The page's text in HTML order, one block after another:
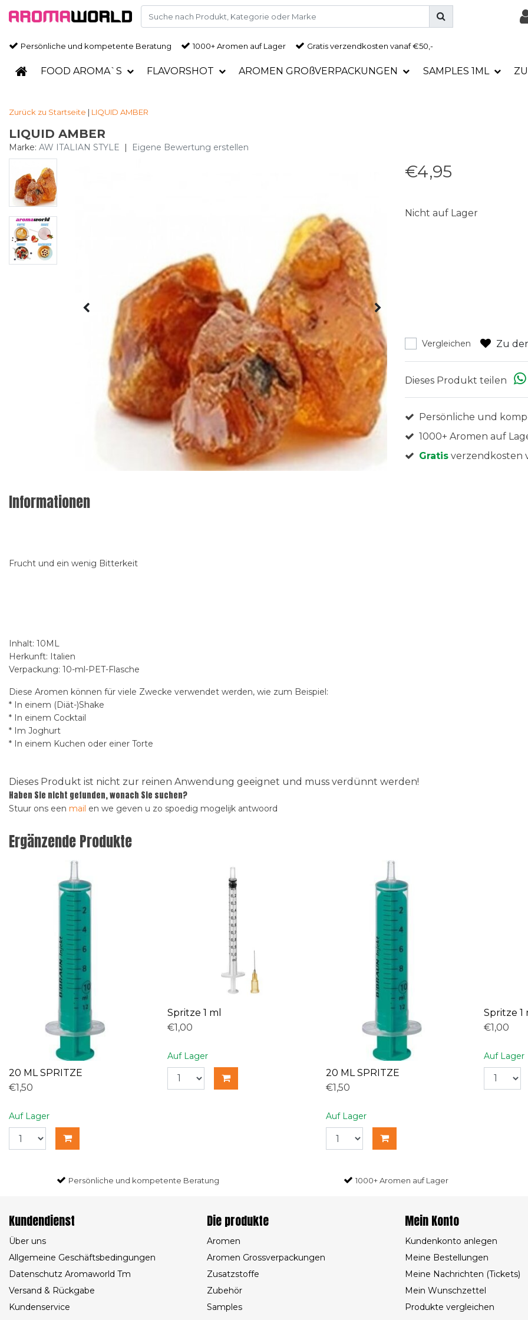
Persönliche und kompetente Beratung 1000+ Aromen auf Lager Gratisverzendkosten vanaf €50,-
FOOD AROMA`S FLAVORSHOT AROMEN GROßVERPACKUNGEN SAMPLES 1ML
Zurück zu Startseite | LIQUID AMBER
LIQUID AMBER
Marke: AW ITALIAN STYLE | Eigene Bewertung erstellen
€4,95
Nicht auf Lager
Vergleichen Zu
Dieses Produkt teilen
Persönliche und
1000+ Aromen auf
Gratis verzendkosten
Informationen
Frucht und ein wenig Bitterkeit
Inhalt: 10ML
Herkunft: Italien
Verpackung: 10-ml-PET-Flasche
Diese Aromen können für viele Zwecke verwendet werden, wie zum Beispiel:
* In einem (Diät-)Shake
* In einem Cocktail
* Im Joghurt
* In einem Kuchen oder einer Torte
Dieses Produkt ist nicht zur reinen Anwendung geeignet und muss verdünnt werden!
Haben Sie nicht gefunden, wonach Sie suchen?
Stuur ons een mail en we geven u zo spoedig mogelijk antwoord
Ergänzende Produkte
20 ML SPRITZE
€1,50
Auf Lager
Spritze 1 ml
€1,00
Auf Lager
20 ML SPRITZE
€1,50
Auf Lager
Spritze 1
€1,00
Auf Lager
Persönliche und kompetente Beratung 1000+ Aromen auf Lager
Kundendienst
Über uns
Allgemeine Geschäftsbedingungen
Datenschutz Aromaworld Tm
Versand & Rückgabe
Kundenservice
Die produkte
Aromen
Aromen Grossverpackungen
Zusatzstoffe
Zubehör
Samples
Mein Konto
Kundenkonto anlegen
Meine Bestellungen
Meine Nachrichten (Tickets)
Mein Wunschzettel
Produkte vergleichen